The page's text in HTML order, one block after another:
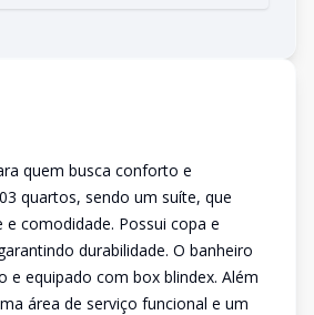
quem busca conforto e
quartos, sendo um suíte, que
e comodidade. Possui copa e
durabilidade. O banheiro
e equipado com box blindex. Além
área de serviço funcional e um